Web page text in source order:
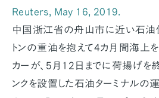
Reuters, May 16, 2019.
中国浙江省の舟山市に近い石油
トンの重油を抱えて4カ月間海上を
カーが、5月12日までに荷揚げを
ンクを設置した石油ターミナル